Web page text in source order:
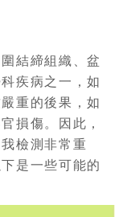
結締組織、盆
疾病之一，如
重的後果，如
損傷。因此，
檢測非常重
是一些可能的